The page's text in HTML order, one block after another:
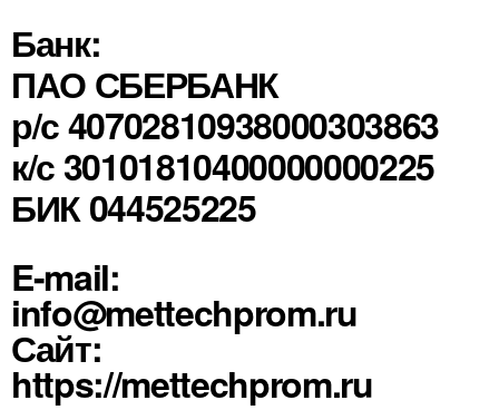
Банк:
ПАО СБЕРБАНК
р/с 40702810938000303863
к/с 30101810400000000225
БИК 044525225
E-mail:
info@mettechprom.ru
Сайт:
https://mettechprom.ru